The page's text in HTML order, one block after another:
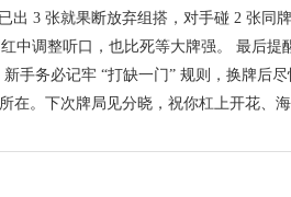
3 张就果断放弃组搭，对手碰 2 张同
调整听口，也比死等大牌强。 最后提
手务必记牢 “打缺一门” 规则，换牌后
。下次牌局见分晓，祝你杠上开花、